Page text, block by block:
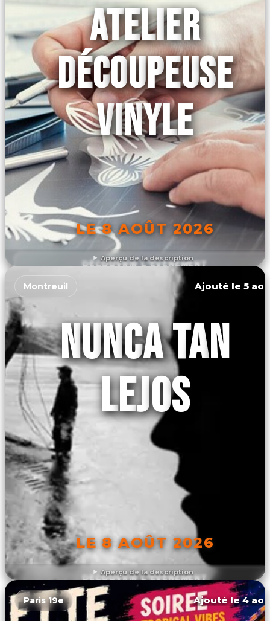
Aperçu de la description
ATELIER
DÉCOUPEUSE
VINYLE
LE 8 AOÛT 2026
DÉCOUVRIR L'ÉVÉNEMENT
Aperçu de la description
Montreuil Ajouté le 5
NUNCA TAN
LEJOS
LE 8 AOÛT 2026
DÉCOUVRIR L'ÉVÉNEMENT
Paris 19e Ajouté le 4